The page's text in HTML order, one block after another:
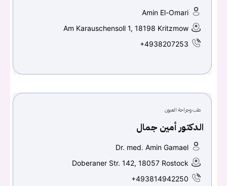
Amin El-Omari
Am Karauschensoll 1, 18198 Kritzmow
+4938207253
طب وجراحة العيون
الدكتور أمين جمال
Dr. med. Amin Gamael
Doberaner Str. 142, 18057 Rostock
+493814942250